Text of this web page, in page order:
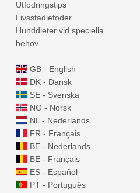
Utfodringstips
Livsstadiefoder
Hunddieter vid speciella
behov
GB - English
DK - Dansk
SE - Svenska
NO - Norsk
NL - Nederlands
FR - Français
BE - Nederlands
BE - Français
ES - Español
PT - Português